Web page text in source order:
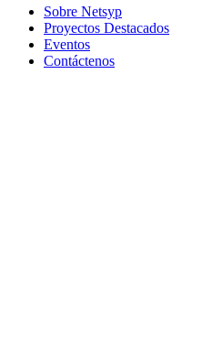
Sobre Netsyp
Proyectos Destacados
Eventos
Contáctenos